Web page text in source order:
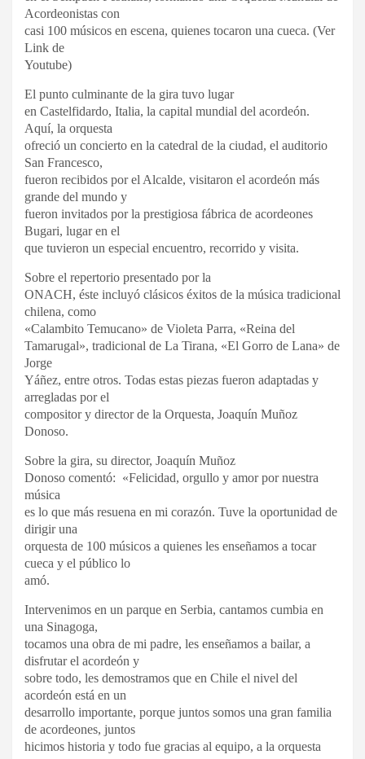
Acordeonistas con
casi 100 músicos en escena, quienes tocaron una cueca. (Ver
Link de
Youtube)
El punto culminante de la gira tuvo lugar
en Castelfidardo, Italia, la capital mundial del acordeón.
Aquí, la orquesta
ofreció un concierto en la catedral de la ciudad, el auditorio
San Francesco,
fueron recibidos por el Alcalde, visitaron el acordeón más
grande del mundo y
fueron invitados por la prestigiosa fábrica de acordeones
Bugari, lugar en el
que tuvieron un especial encuentro, recorrido y visita.
Sobre el repertorio presentado por la
ONACH, éste incluyó clásicos éxitos de la música tradicional
chilena, como
«Calambito Temucano» de Violeta Parra, «Reina del
Tamarugal», tradicional de La Tirana, «El Gorro de Lana» de
Jorge
Yáñez, entre otros. Todas estas piezas fueron adaptadas y
arregladas por el
compositor y director de la Orquesta, Joaquín Muñoz
Donoso.
Sobre la gira, su director, Joaquín Muñoz
Donoso comentó: «Felicidad, orgullo y amor por nuestra
música
es lo que más resuena en mi corazón. Tuve la oportunidad de
dirigir una
orquesta de 100 músicos a quienes les enseñamos a tocar
cueca y el público lo
amó.
Intervenimos en un parque en Serbia, cantamos cumbia en
una Sinagoga,
tocamos una obra de mi padre, les enseñamos a bailar, a
disfrutar el acordeón y
sobre todo, les demostramos que en Chile el nivel del
acordeón está en un
desarrollo importante, porque juntos somos una gran familia
de acordeones, juntos
hicimos historia y todo fue gracias al equipo, a la orquesta